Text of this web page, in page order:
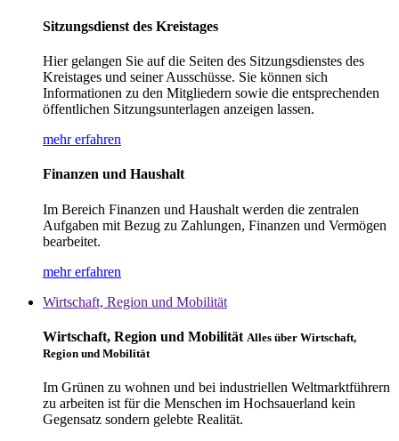
Sitzungsdienst des Kreistages
Hier gelangen Sie auf die Seiten des Sitzungsdienstes des
Kreistages und seiner Ausschüsse. Sie können sich
Informationen zu den Mitgliedern sowie die entsprechenden
öffentlichen Sitzungsunterlagen anzeigen lassen.
mehr erfahren
Finanzen und Haushalt
Im Bereich Finanzen und Haushalt werden die zentralen
Aufgaben mit Bezug zu Zahlungen, Finanzen und Vermögen
bearbeitet.
mehr erfahren
Wirtschaft, Region und Mobilität
Wirtschaft, Region und Mobilität Alles über Wirtschaft,
Region und Mobilität
Im Grünen zu wohnen und bei industriellen Weltmarktführern
zu arbeiten ist für die Menschen im Hochsauerland kein
Gegensatz sondern gelebte Realität.